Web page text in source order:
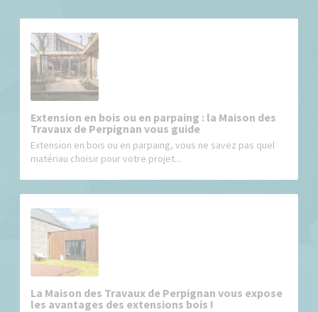
Extension en bois ou en parpaing : la Maison des
Travaux de Perpignan vous guide
Extension en bois ou en parpaing, vous ne savez pas quel
matériau choisir pour votre projet...
La Maison des Travaux de Perpignan vous expose
les avantages des extensions bois !